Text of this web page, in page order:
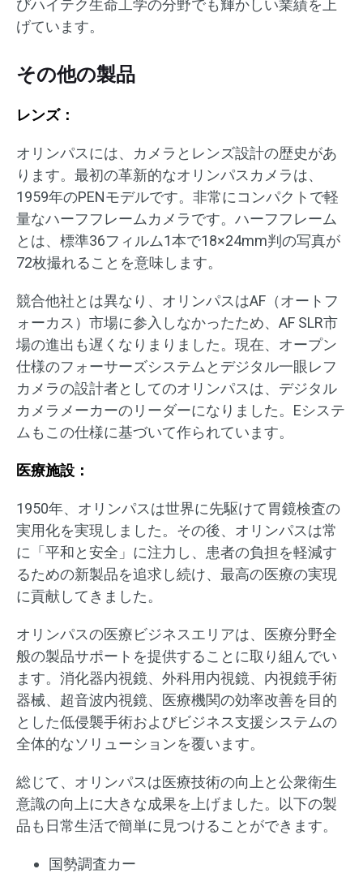
びハイテク生命工学の分野でも輝かしい業績を上
げています。
その他の製品
レンズ：
オリンパスには、カメラとレンズ設計の歴史があ
ります。最初の革新的なオリンパスカメラは、
1959年のPENモデルです。非常にコンパクトで軽
量なハーフフレームカメラです。ハーフフレーム
とは、標準36フィルム1本で18×24mm判の写真が
72枚撮れることを意味します。
競合他社とは異なり、オリンパスはAF（オートフ
ォーカス）市場に参入しなかったため、AF SLR市
場の進出も遅くなりまりました。現在、オープン
仕様のフォーサーズシステムとデジタル一眼レフ
カメラの設計者としてのオリンパスは、デジタル
カメラメーカーのリーダーになりました。Eシステ
ムもこの仕様に基づいて作られています。
医療施設：
1950年、オリンパスは世界に先駆けて胃鏡検査の
実用化を実現しました。その後、オリンパスは常
に「平和と安全」に注力し、患者の負担を軽減す
るための新製品を追求し続け、最高の医療の実現
に貢献してきました。
オリンパスの医療ビジネスエリアは、医療分野全
般の製品サポートを提供することに取り組んでい
ます。消化器内視鏡、外科用内視鏡、内視鏡手術
器械、超音波内視鏡、医療機関の効率改善を目的
とした低侵襲手術およびビジネス支援システムの
全体的なソリューションを覆います。
総じて、オリンパスは医療技術の向上と公衆衛生
意識の向上に大きな成果を上げました。以下の製
品も日常生活で簡単に見つけることができます。
国勢調査カー